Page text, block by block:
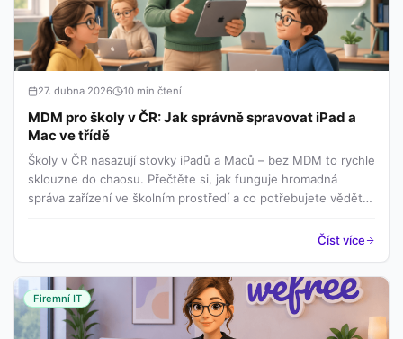
27. dubna 2026 10 min čtení
MDM pro školy v ČR: Jak správně spravovat iPad a
Mac ve třídě
Školy v ČR nasazují stovky iPadů a Maců – bez MDM to rychle
sklouzne do chaosu. Přečtěte si, jak funguje hromadná
správa zařízení ve školním prostředí a co potřebujete vědět
Číst více
Firemní IT